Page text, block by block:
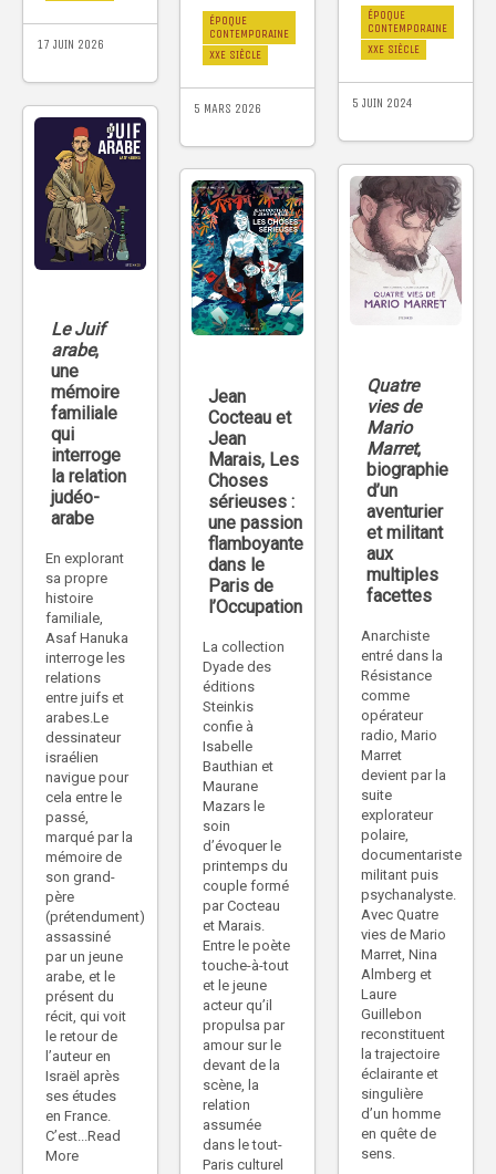
17 JUIN 2026
ÉPOQUE
CONTEMPORAINE
XXE SIÈCLE
5 MARS 2026
ÉPOQUE
CONTEMPORAINE
XXE SIÈCLE
5 JUIN 2024
Le Juif
arabe,
une
mémoire
familiale
qui
interroge
la relation
judéo-
arabe
En explorant
sa propre
histoire
familiale,
Asaf Hanuka
interroge les
relations
entre juifs et
arabes.Le
dessinateur
israélien
navigue pour
cela entre le
passé,
marqué par la
mémoire de
son grand-
père
(prétendument)
assassiné
par un jeune
arabe, et le
présent du
récit, qui voit
le retour de
l’auteur en
Israël après
ses études
en France.
C’est...Read
More
Quatre
vies de
Mario
Marret,
biographie
d’un
aventurier
et militant
aux
multiples
facettes
Anarchiste
entré dans la
Résistance
comme
opérateur
radio, Mario
Marret
devient par la
suite
explorateur
polaire,
documentariste
militant puis
psychanalyste.
Avec Quatre
vies de Mario
Marret, Nina
Almberg et
Laure
Guillebon
reconstituent
la trajectoire
éclairante et
singulière
d’un homme
en quête de
sens.
Jean
Cocteau et
Jean
Marais, Les
Choses
sérieuses :
une passion
flamboyante
dans le
Paris de
l’Occupation
La collection
Dyade des
éditions
Steinkis
confie à
Isabelle
Bauthian et
Maurane
Mazars le
soin
d’évoquer le
printemps du
couple formé
par Cocteau
et Marais.
Entre le poète
touche-à-tout
et le jeune
acteur qu’il
propulsa par
amour sur le
devant de la
scène, la
relation
assumée
dans le tout-
Paris culturel